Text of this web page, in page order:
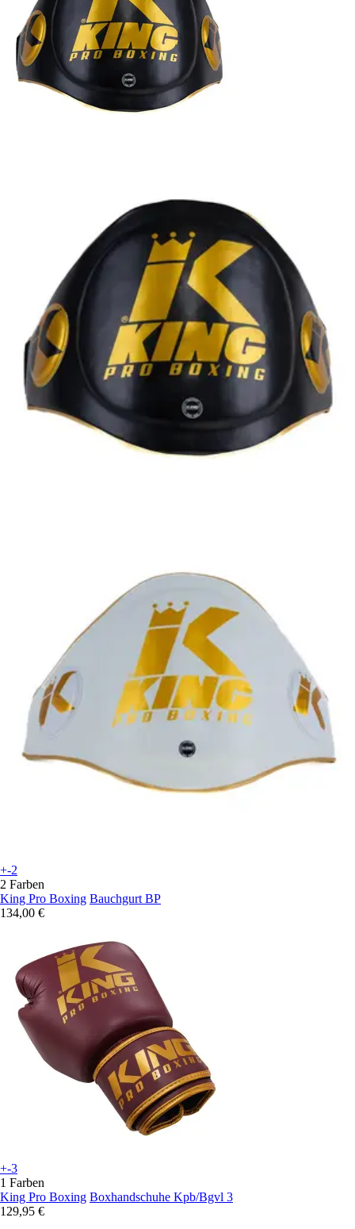
+-2
2 Farben
King Pro Boxing Bauchgurt BP
134,00 €
+-3
1 Farben
King Pro Boxing Boxhandschuhe Kpb/Bgvl 3
129,95 €